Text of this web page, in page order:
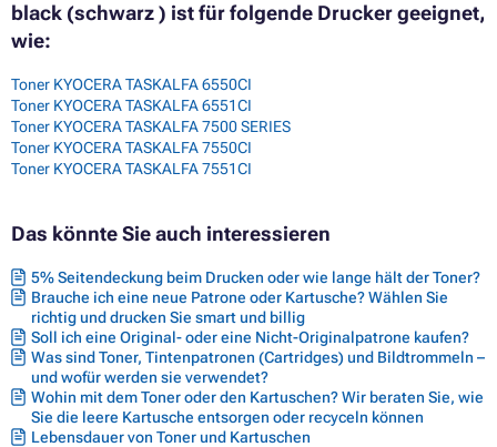
black (schwarz ) ist für folgende Drucker geeignet,
wie:
Toner KYOCERA TASKALFA 6550CI
Toner KYOCERA TASKALFA 6551CI
Toner KYOCERA TASKALFA 7500 SERIES
Toner KYOCERA TASKALFA 7550CI
Toner KYOCERA TASKALFA 7551CI
Das könnte Sie auch interessieren
5% Seitendeckung beim Drucken oder wie lange hält der Toner?
Brauche ich eine neue Patrone oder Kartusche? Wählen Sie
richtig und drucken Sie smart und billig
Soll ich eine Original- oder eine Nicht-Originalpatrone kaufen?
Was sind Toner, Tintenpatronen (Cartridges) und Bildtrommeln –
und wofür werden sie verwendet?
Wohin mit dem Toner oder den Kartuschen? Wir beraten Sie, wie
Sie die leere Kartusche entsorgen oder recyceln können
Lebensdauer von Toner und Kartuschen